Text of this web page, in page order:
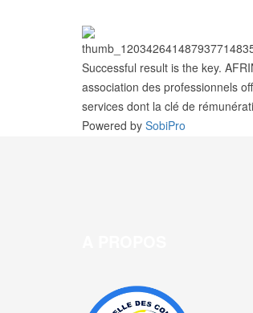
Successful result is the key.
association des professionnels
services dont la clé de
Powered by SobiPro